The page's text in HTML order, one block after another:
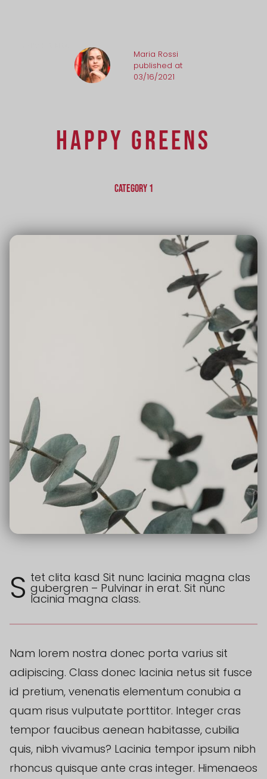
Maria Rossi
published at
03/16/2021
HAPPY GREENS
CATEGORY 1
S tet clita kasd Sit nunc lacinia magna clas
gubergren – Pulvinar in erat. Sit nunc
lacinia magna class.
Nam lorem nostra donec porta varius sit
adipiscing. Class donec lacinia netus sit fusce
id pretium, venenatis elementum conubia a
quam risus vulputate porttitor. Integer cras
tempor faucibus aenean habitasse, cubilia
quis, nibh vivamus? Lacinia tempor ipsum nibh
rhoncus quisque ante cras integer. Himenaeos